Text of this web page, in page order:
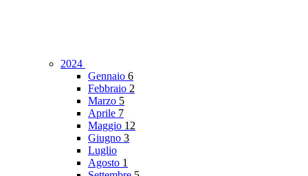
2024
Gennaio 6
Febbraio 2
Marzo 5
Aprile 7
Maggio 12
Giugno 3
Luglio
Agosto 1